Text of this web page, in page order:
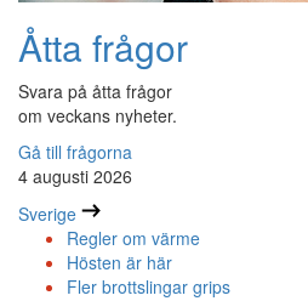
Åtta frågor
Svara på åtta frågor
om veckans nyheter.
Gå till frågorna
4 augusti 2026
Sverige
Regler om värme
Hösten är här
Fler brottslingar grips